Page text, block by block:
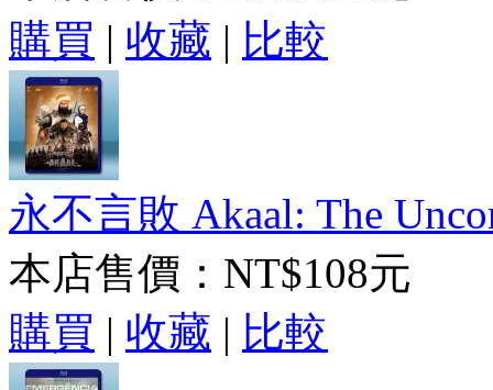
購買 | 收藏 | 比較
永不言敗 Akaal: The
本店售價： NT$108元
購買 | 收藏 | 比較